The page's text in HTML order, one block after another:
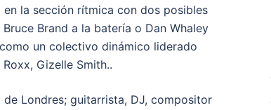
la sección rítmica con dos posibles
Brand a la batería o Dan Whaley
un colectivo dinámico liderado
Gizelle Smith..
Londres; guitarrista, DJ, compositor